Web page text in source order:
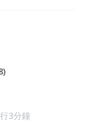
3分鐘